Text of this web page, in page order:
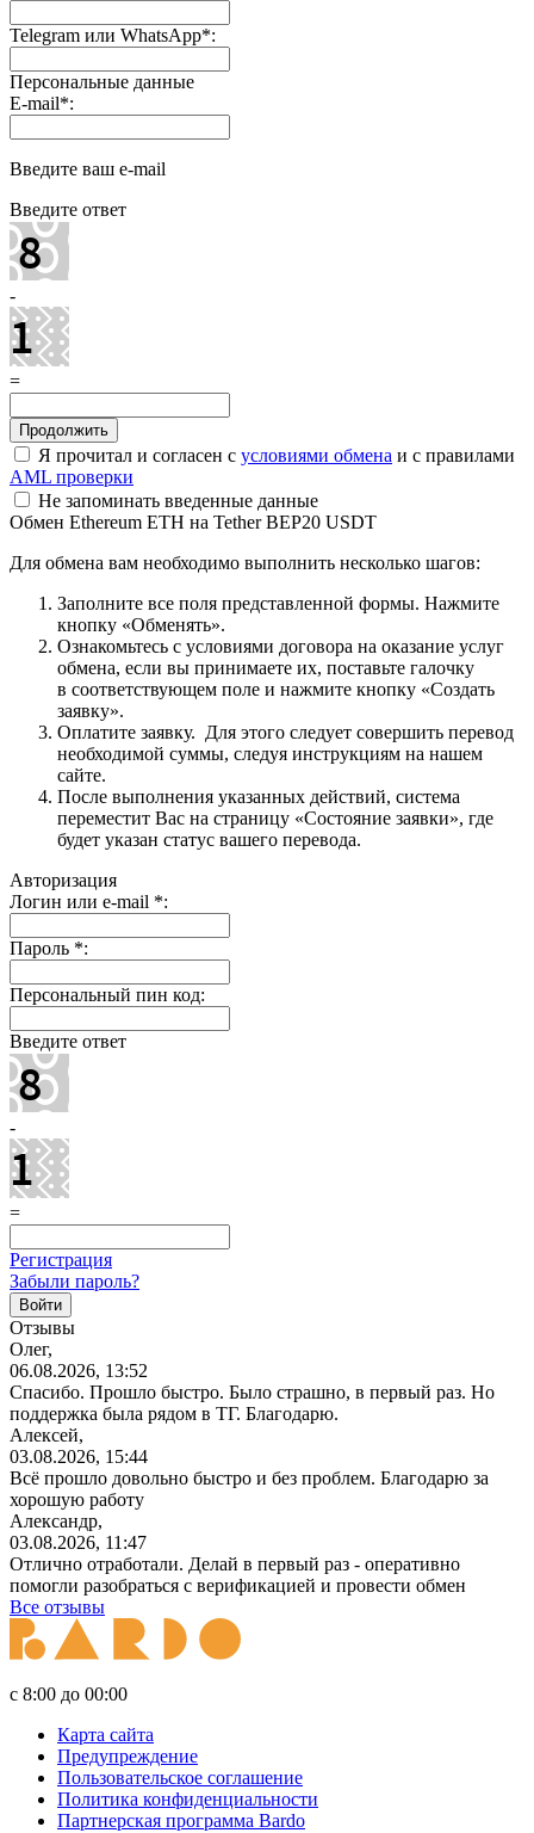
Telegram или WhatsApp*:
Персональные данные
E-mail*:
Введите ваш e-mail
Введите ответ
-
=
Я прочитал и согласен с условиями обмена и с правилами
AML проверки
Не запоминать введенные данные
Обмен Ethereum ETH на Tether BEP20 USDT
Для обмена вам необходимо выполнить несколько шагов:
Заполните все поля представленной формы. Нажмите
кнопку «Обменять».
Ознакомьтесь с условиями договора на оказание услуг
обмена, если вы принимаете их, поставьте галочку
в соответствующем поле и нажмите кнопку «Создать
заявку».
Оплатите заявку. Для этого следует совершить перевод
необходимой суммы, следуя инструкциям на нашем
сайте.
После выполнения указанных действий, система
переместит Вас на страницу «Состояние заявки», где
будет указан статус вашего перевода.
Авторизация
Логин или e-mail *:
Пароль *:
Персональный пин код:
Введите ответ
-
=
Регистрация
Забыли пароль?
Отзывы
Олег,
06.08.2026, 13:52
Спасибо. Прошло быстро. Было страшно, в первый раз. Но
поддержка была рядом в ТГ. Благодарю.
Алексей,
03.08.2026, 15:44
Всё прошло довольно быстро и без проблем. Благодарю за
хорошую работу
Александр,
03.08.2026, 11:47
Отлично отработали. Делай в первый раз - оперативно
помогли разобраться с верификацией и провести обмен
Все отзывы
с 8:00 до 00:00
Карта сайта
Предупреждение
Пользовательское соглашение
Политика конфиденциальности
Партнерская программа Bardo